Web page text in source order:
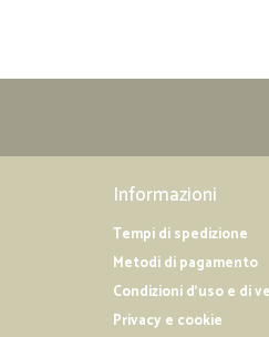
Informazioni
Tempi di spedizione
Metodi di pagamento
Condizioni d'uso e di
Privacy e cookie